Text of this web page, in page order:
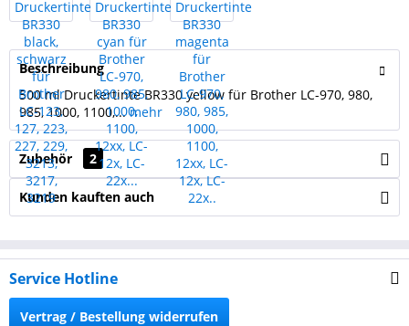
Beschreibung
500 ml Druckertinte BR330 yellow für Brother LC-970, 980,
985, 1000, 1100,...mehr
Zubehör 2
Kunden kauften auch
Service Hotline
Vertrag / Bestellung widerrufen